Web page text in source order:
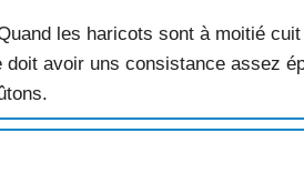
les haricots sont à moitié
avoir uns consistance assez